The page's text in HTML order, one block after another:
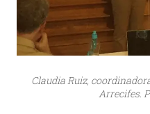
Claudia Ruiz,
Arrecifes.